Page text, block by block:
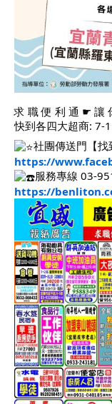
求 職 便 利 通 ☛ 讓
快到各四大超商: 7-
社團傳送門【
https://
服務專線 03-
https://